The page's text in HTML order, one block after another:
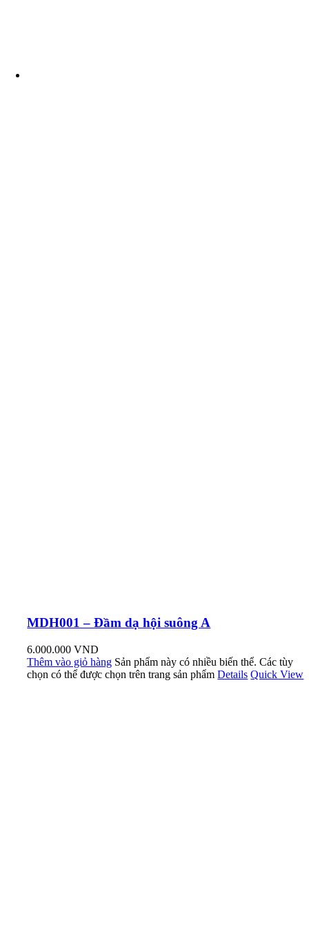
MDH001 – Đầm dạ hội suông A
6.000.000VND
Thêm vào giỏ hàng Sản phẩm này có nhiều biến thể. Các tùy
chọn có thể được chọn trên trang sản phẩmDetails Quick View